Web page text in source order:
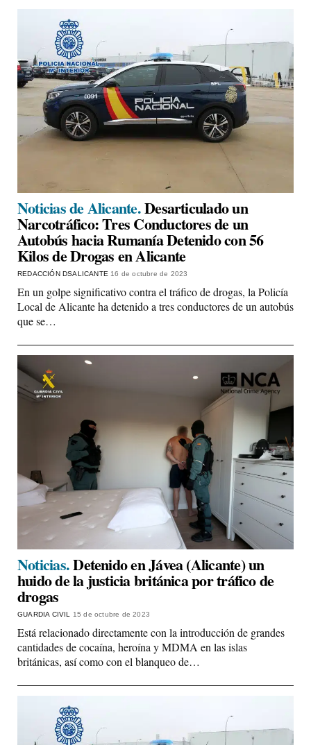
Noticias de Alicante.Desarticulado un
Narcotráfico: Tres Conductores de un
Autobús hacia Rumanía Detenido con 56
Kilos de Drogas en Alicante
REDACCIÓN DSALICANTE 16 de octubre de 2023
En un golpe significativo contra el tráfico de drogas, la Policía
Local de Alicante ha detenido a tres conductores de un autobús
que se…
Noticias.Detenido en Jávea (Alicante) un
huido de la justicia británica por tráfico de
drogas
GUARDIA CIVIL 15 de octubre de 2023
Está relacionado directamente con la introducción de grandes
cantidades de cocaína, heroína y MDMA en las islas
británicas, así como con el blanqueo de…